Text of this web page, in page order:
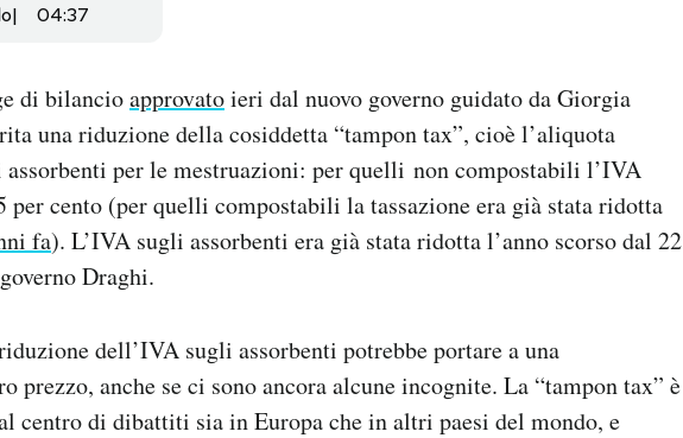
04:37
di bilancioapprovatoieri dal nuovo governo guidato da Giorgia
una riduzione della cosiddetta “tampon tax”, cioè l’aliquota
per le mestruazioni: per quelli non compostabili l’IVA
per cento (per quelli compostabili la tassazione era già stata ridotta
fa). L’IVA sugli assorbenti era già stata ridotta l’anno scorso dal 22
Draghi.
dell’IVA sugli assorbenti potrebbe portare a una
prezzo, anche se ci sono ancora alcune incognite. La “tampon tax” è
centro di dibattiti sia in Europa che in altri paesi del mondo, e